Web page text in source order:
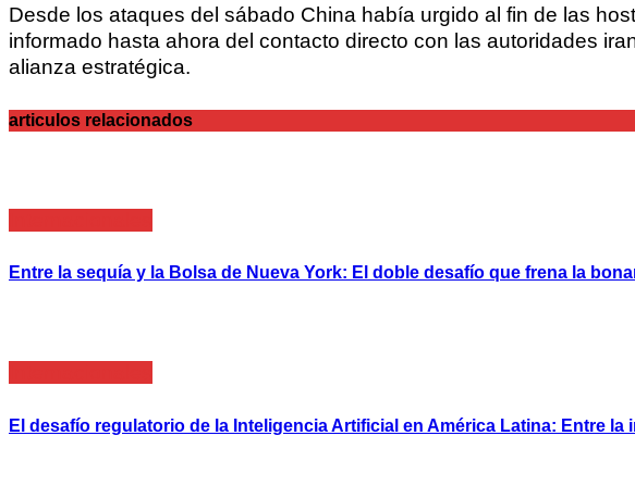
Desde los ataques del sábado China había urgido al fin de las
informado hasta ahora del contacto directo con las autoridades
alianza estratégica.
articulos relacionados
Entre la sequía y la Bolsa de Nueva York: El doble desafío que frena la
El desafío regulatorio de la Inteligencia Artificial en América Latina: Entre la